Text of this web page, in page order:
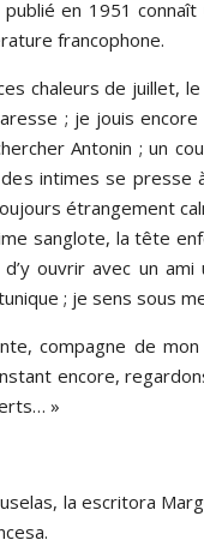
publié en 1951
francophone.
chaleurs de
; je jouis
Antonin ;
intimes se presse
étrangement
sanglote, la tête
ouvrir avec un ami
; je sens sous
compagne de
encore,
»
la escritora